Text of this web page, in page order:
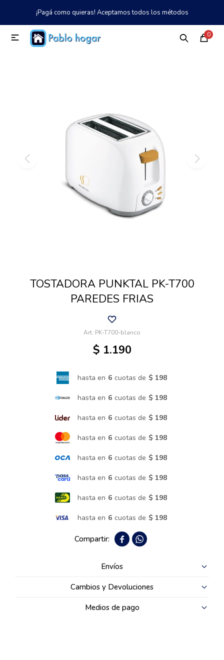
¡Pagá como quieras! Aceptamos todos los métodos
0

TOSTADORA PUNKTAL PK-T700
PAREDES FRIAS
PK-T700-blanco
$ 1.190
hasta en 6 cuotas de $ 198
hasta en 6 cuotas de $ 198
hasta en 6 cuotas de $ 198
hasta en 6 cuotas de $ 198
hasta en 6 cuotas de $ 198
hasta en 6 cuotas de $ 198
hasta en 6 cuotas de $ 198
hasta en 6 cuotas de $ 198
 
Envíos
Cambios y Devoluciones
Medios de pago
MI CUENTA
Catálogo Tienda 097 997 042
Tecnología
Electrodomésticos
Aire libre y Jardín
Muebles de exterior
Lavado y secado
Bicicletas y más